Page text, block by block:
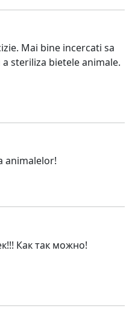
Mai bine incercati sa
steriliza bietele animale.
animalelor!
Как так можно!